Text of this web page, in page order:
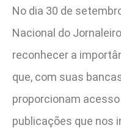
No dia 30 de
Nacional do
reconhecer a
que, com suas
proporcionam
publicações que nos